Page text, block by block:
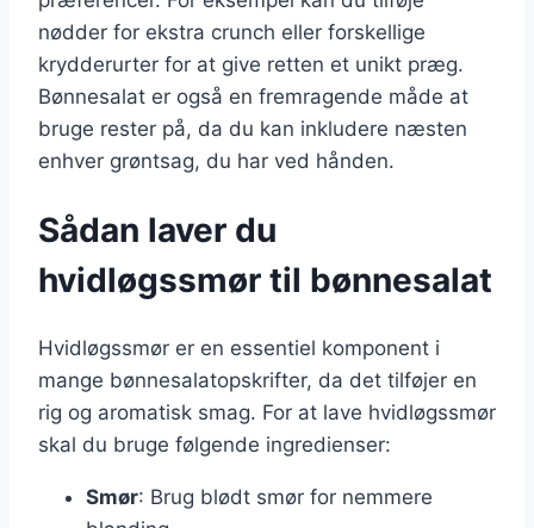
nødder for ekstra crunch eller forskellige
krydderurter for at give retten et unikt præg.
Bønnesalat er også en fremragende måde at
bruge rester på, da du kan inkludere næsten
enhver grøntsag, du har ved hånden.
Sådan laver du
hvidløgssmør til bønnesalat
Hvidløgssmør er en essentiel komponent i
mange bønnesalatopskrifter, da det tilføjer en
rig og aromatisk smag. For at lave hvidløgssmør
skal du bruge følgende ingredienser:
Smør: Brug blødt smør for nemmere